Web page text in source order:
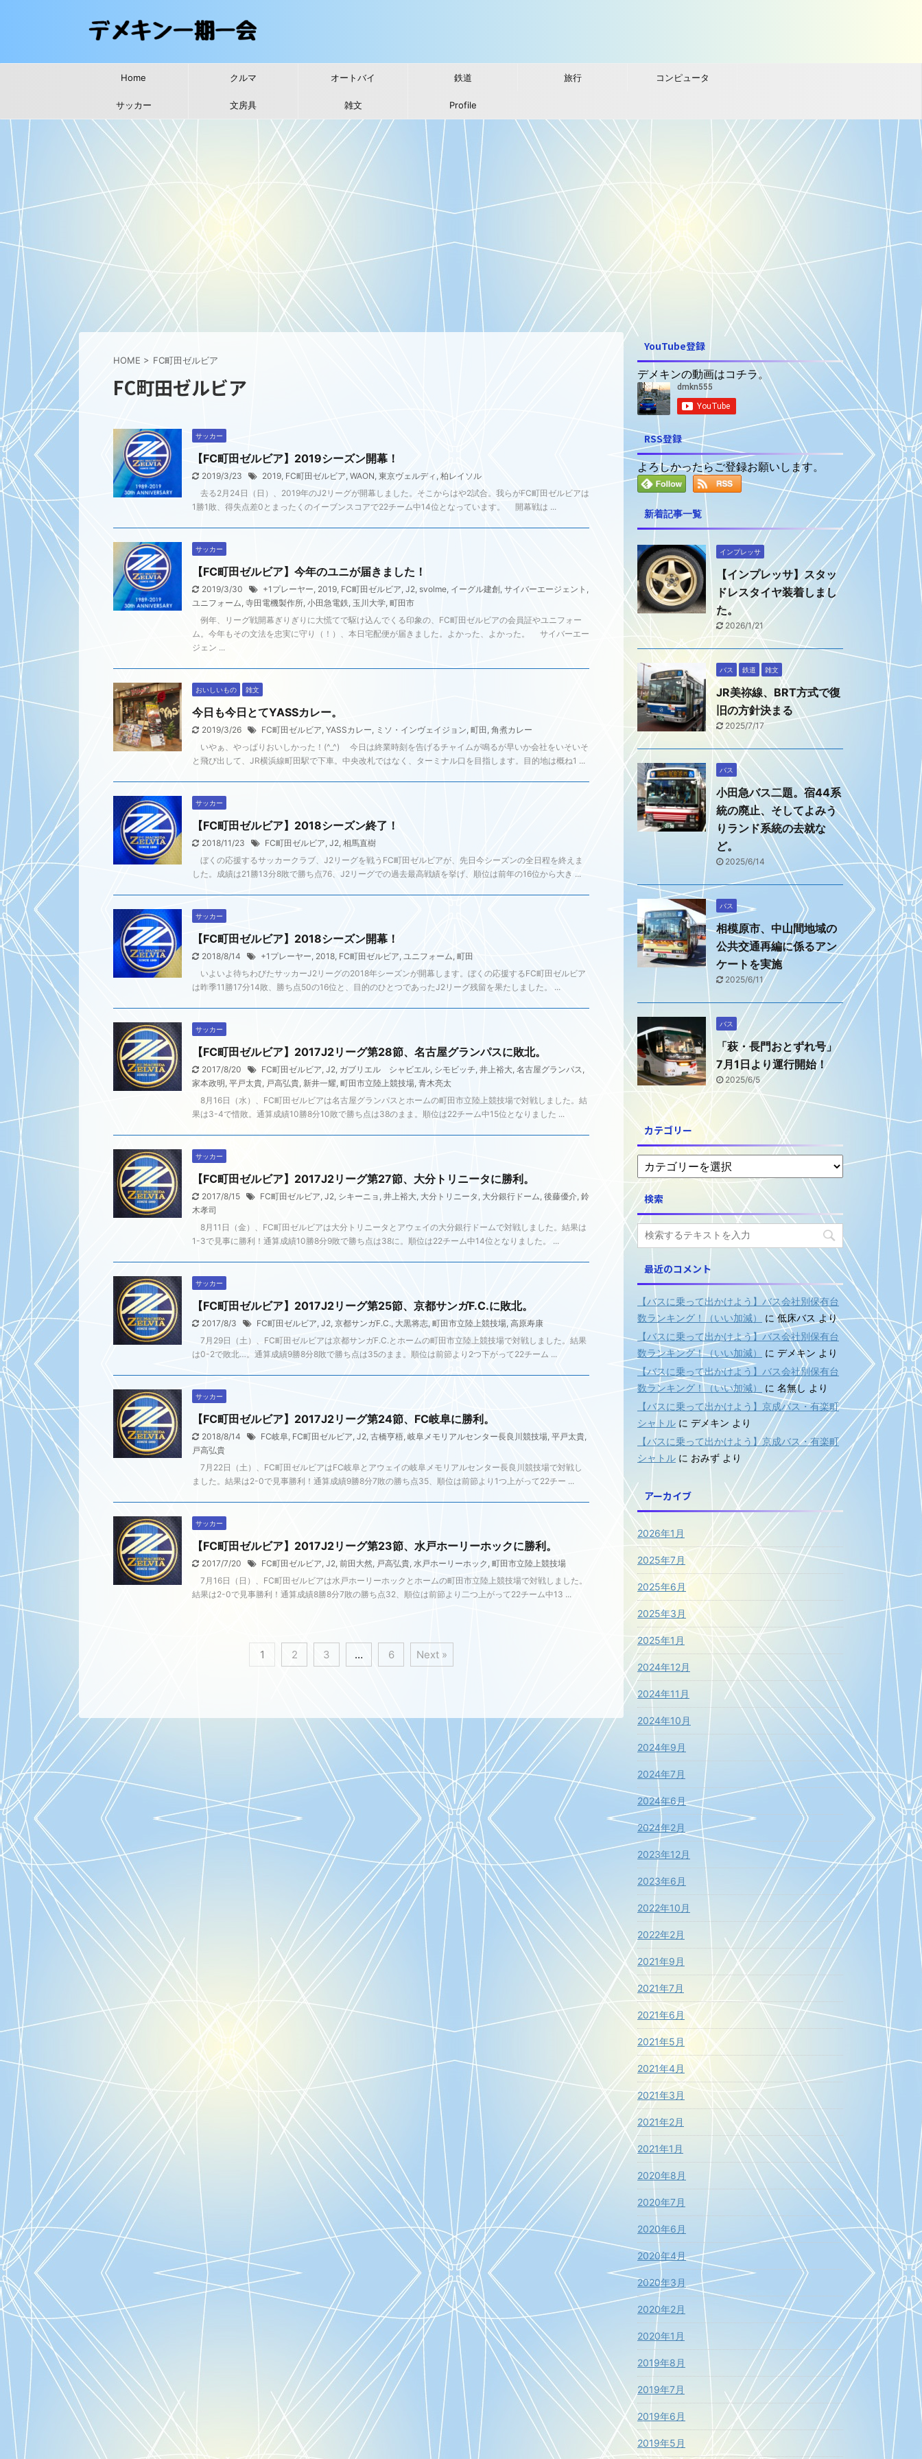
Home クルマ オートバイ 鉄道 旅行 コンピュータ
サッカー 文房具 雑文 Profile
HOME > FC町田ゼルビア
FC町田ゼルビア
サッカー
【FC町田ゼルビア】2019シーズン開幕！
2019/3/23 2019, FC町田ゼルビア, WAON, 東京ヴェルディ , 柏レイソル
去る2月24日（日）、2019年のJ2リーグが開幕しました。そこからはや2試合。我らがFC町田ゼルビアは
1勝1敗、得失点差0とまったくのイーブンスコアで22チーム中14位となっています。 開幕戦は ...
サッカー
【FC町田ゼルビア】今年のユニが届きました！
2019/3/30 +1プレーヤー, 2019, FC町田ゼルビア, J2, svolme, イーグル建創, サイバーエージェント ,
ユニフォーム, 寺田電機製作所, 小田急電鉄, 玉川大学, 町田市
例年、リーグ戦開幕ぎりぎりに大慌てで駆け込んでくる印象の、FC町田ゼルビアの会員証やユニフォー
ム。今年もその文法を忠実に守り（！）、本日宅配便が届きました。よかった、よかった。 サイバーエー
ジェン ...
おいしいもの 雑文
今日も今日とてYASSカレー。
2019/3/26 FC町田ゼルビア, YASSカレー, ミソ・インヴェイジョン, 町田 , 角煮カレー
いやぁ、やっぱりおいしかった！(^_^) 今日は終業時刻を告げるチャイムが鳴るが早いか会社をいそいそ
と飛び出して、JR横浜線町田駅で下車。中央改札ではなく、ターミナル口を目指します。目的地は概ね1 ...
サッカー
【FC町田ゼルビア】2018シーズン終了！
2018/11/23 FC町田ゼルビア, J2, 相馬直樹
ぼくの応援するサッカークラブ、J2リーグを戦うFC町田ゼルビアが、先日今シーズンの全日程を終えま
した。成績は21勝13分8敗で勝ち点76、J2リーグでの過去最高戦績を挙げ、順位は前年の16位から大き ...
サッカー
【FC町田ゼルビア】2018シーズン開幕！
2018/8/14 +1プレーヤー, 2018, FC町田ゼルビア, ユニフォーム, 町田
いよいよ待ちわびたサッカーJ2リーグの2018年シーズンが開幕します。ぼくの応援するFC町田ゼルビア
は昨季11勝17分14敗、勝ち点50の16位と、目的のひとつであったJ2リーグ残留を果たしました。 ...
サッカー
【FC町田ゼルビア】2017J2リーグ第28節、名古屋グランパスに敗北。
2017/8/20 FC町田ゼルビア, J2, ガブリエル シャビエル, シモビッチ, 井上裕大, 名古屋グランパス,
家本政明, 平戸太貴, 戸高弘貴, 新井一耀, 町田市立陸上競技場, 青木亮太
8月16日（水）、FC町田ゼルビアは名古屋グランパスとホームの町田市立陸上競技場で対戦しました。結
果は3-4で惜敗。通算成績10勝8分10敗で勝ち点は38のまま。順位は22チーム中15位となりました ...
サッカー
【FC町田ゼルビア】2017J2リーグ第27節、大分トリニータに勝利。
2017/8/15 FC町田ゼルビア, J2, シキーニョ , 井上裕大, 大分トリニータ , 大分銀行ドーム, 後藤優介, 鈴
木孝司
8月11日（金）、FC町田ゼルビアは大分トリニータとアウェイの大分銀行ドームで対戦しました。結果は
1-3で見事に勝利！通算成績10勝8分9敗で勝ち点は38に。順位は22チーム中14位となりました。 ...
サッカー
【FC町田ゼルビア】2017J2リーグ第25節、京都サンガF.C.に敗北。
2017/8/3 FC町田ゼルビア, J2, 京都サンガF.C., 大黒将志, 町田市立陸上競技場, 高原寿康
7月29日（土）、FC町田ゼルビアは京都サンガF.C.とホームの町田市立陸上競技場で対戦しました。結果
は0-2で敗北…。通算成績9勝8分8敗で勝ち点は35のまま。順位は前節より2つ下がって22チーム ...
サッカー
【FC町田ゼルビア】2017J2リーグ第24節、FC岐阜に勝利。
2018/8/14 FC岐阜, FC町田ゼルビア, J2, 古橋亨梧, 岐阜メモリアルセンター長良川競技場, 平戸太貴,
戸高弘貴
7月22日（土）、FC町田ゼルビアはFC岐阜とアウェイの岐阜メモリアルセンター長良川競技場で対戦し
ました。結果は2-0で見事勝利！通算成績9勝8分7敗の勝ち点35、順位は前節より1つ上がって22チー ...
サッカー
【FC町田ゼルビア】2017J2リーグ第23節、水戸ホーリーホックに勝利。
2017/7/20 FC町田ゼルビア, J2, 前田大然, 戸高弘貴, 水戸ホーリーホック , 町田市立陸上競技場
7月16日（日）、FC町田ゼルビアは水戸ホーリーホックとホームの町田市立陸上競技場で対戦しました。
結果は2-0で見事勝利！通算成績8勝8分7敗の勝ち点32、順位は前節より二つ上がって22チーム中13 ...
1 2 3 … 6 Next »
YouTube登録
デメキンの動画はコチラ。
RSS登録
よろしかったらご登録お願いします。
新着記事一覧
インプレッサ
【インプレッサ】スタッ
ドレスタイヤ装着しまし
た。
2026/1/21
バス 鉄道 雑文
JR美祢線、BRT方式で復
旧の方針決まる
2025/7/17
バス
小田急バス二題。宿44系
統の廃止、そしてよみう
りランド系統の去就な
ど。
2025/6/14
バス
相模原市、中山間地域の
公共交通再編に係るアン
ケートを実施
2025/6/11
バス
「萩・長門おとずれ号」
7月1日より運行開始！
2025/6/5
カテゴリー
検索
最近のコメント
【バスに乗って出かけよう】バス会社別保有台
数ランキング！（いい加減）
に低床バス より
【バスに乗って出かけよう】バス会社別保有台
数ランキング！（いい加減）
に デメキン より
【バスに乗って出かけよう】バス会社別保有台
数ランキング！（いい加減）
に 名無し より
【バスに乗って出かけよう】京成バス・有楽町
シャトル に デメキン より
【バスに乗って出かけよう】京成バス・有楽町
シャトル に おみず より
アーカイブ
2026年1月
2025年7月
2025年6月
2025年3月
2025年1月
2024年12月
2024年11月
2024年10月
2024年9月
2024年7月
2024年6月
2024年2月
2023年12月
2023年6月
2022年10月
2022年2月
2021年9月
2021年7月
2021年6月
2021年5月
2021年4月
2021年3月
2021年2月
2021年1月
2020年8月
2020年7月
2020年6月
2020年4月
2020年3月
2020年2月
2020年1月
2019年8月
2019年7月
2019年6月
2019年5月